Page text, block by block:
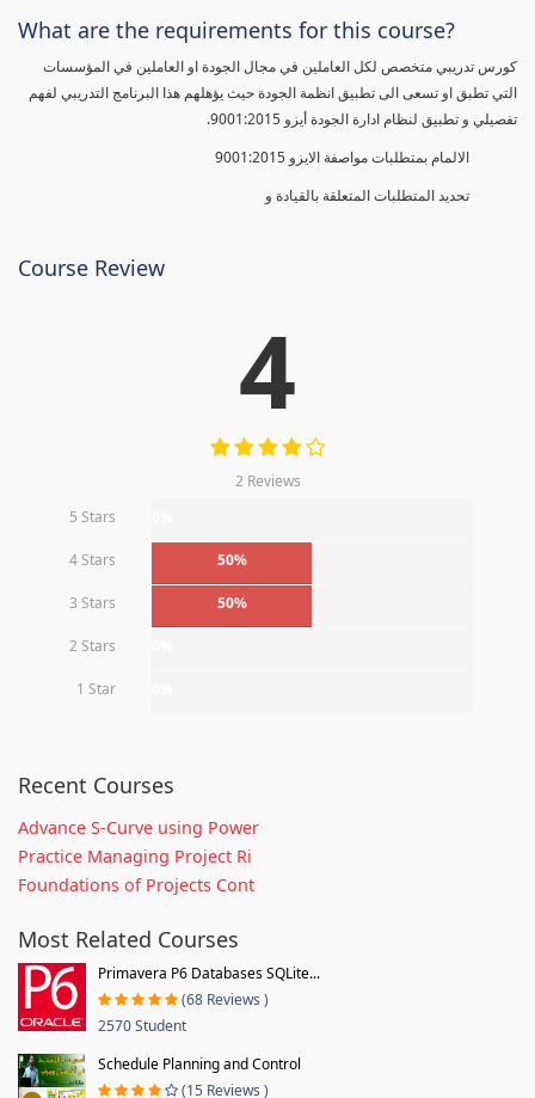
What are the requirements for this course?
كورس تدريبي متخصص لكل العاملين في مجال الجودة او العاملين في المؤسسات
التي تطبق او تسعى الى تطبيق انظمة الجودة حيث يؤهلهم هذا البرنامج التدريبي لفهم
تفصيلي و تطبيق لنظام ادارة الجودة أيزو 9001:2015.
الالمام بمتطلبات مواصفة الايزو 9001:2015
تحديد المتطلبات المتعلقة بالقيادة و
Course Review
4
2 Reviews
5 Stars
4 Stars 50%
3 Stars 50%
2 Stars
1 Star
Recent Courses
Advance S-Curve using Power
Practice Managing Project Ri
Foundations of Projects Cont
Most Related Courses
Primavera P6 Databases SQLite...
(68 Reviews )
2570 Student
Schedule Planning and Control
(15 Reviews )